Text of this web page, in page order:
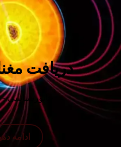
دریافت
جانورشناسی
ادامه